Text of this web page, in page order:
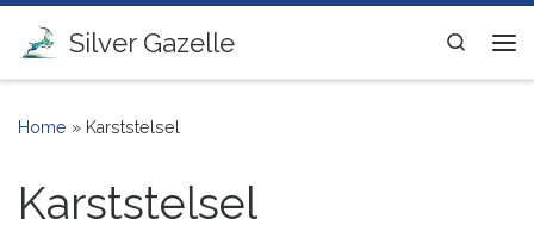
Ga naar inhoud
Silver Gazelle
Search
Home » Karststelsel
Karststelsel